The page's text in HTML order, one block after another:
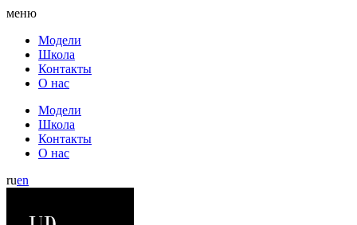
меню
Модели
Школа
Контакты
О нас
Модели
Школа
Контакты
О нас
ruen